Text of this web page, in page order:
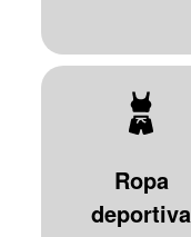
Ropa
deportiva